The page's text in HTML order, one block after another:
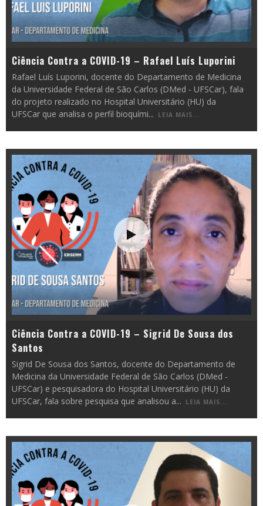
Ciência Contra a COVID-19 – Rafael Luís Luporini
Rafael Luís Luporini, docente do Departamento de Medicina
da Universidade Federal de São Carlos (DMed - UFSCar), fala
do projeto realizado no Hospital Universitário (HU) da
UFSCar que analisa o perfil bioquími... LEIA MAIS...
Ciência Contra a COVID-19 – Sigrid De Sousa dos
Santos
Sigrid De Sousa dos Santos, docente do Departamento de
Medicina da Universidade Federal de São Carlos (DMed -
UFSCar) e pesquisadora do Hospital Universitário (HU) da
UFSCar, fala sobre pesquisa que analisou a... LEIA MAIS...